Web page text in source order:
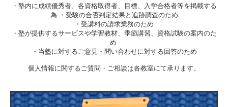
・塾内に成績優秀者、各資格取得者、目標、入学合格者等を掲載する
為 ・受験の合否判定結果と追跡調査のため
・受講料の請求業務のため
・塾が提供するサービスや学習教材、季節講習、資格試験の案内のた
め
・当塾に対するご意見・問い合わせに対する回答のため
個人情報に関するご質問・ご相談は各教室にて承ります。